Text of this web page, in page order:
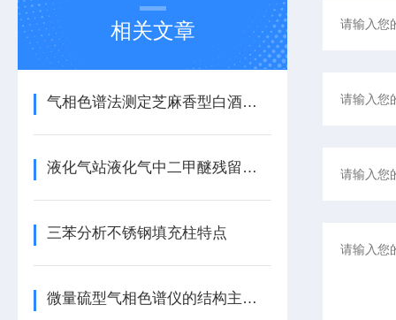
相关文章
气相色谱法测定芝麻香型白酒中*硫基丙醇
液化气站液化气中二甲醚残留检测方法
三苯分析不锈钢填充柱特点
微量硫型气相色谱仪的结构主要包括以下部分